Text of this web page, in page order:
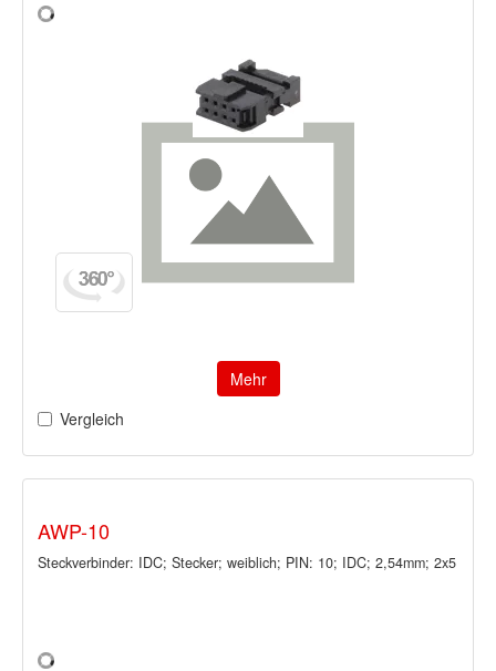
Mehr
Vergleich
AWP-10
Steckverbinder: IDC; Stecker; weiblich; PIN: 10; IDC; 2,54mm; 2x5